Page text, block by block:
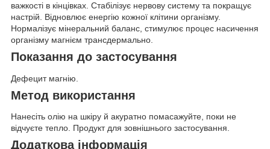
важкості в кінцівках. Стабілізує нервову систему та покращує
настрій. Відновлює енергію кожної клітини організму.
Нормалізує мінеральний баланс, стимулює процес насичення
організму магнієм трансдермально.
Показання до застосування
Дефецит магнію.
Метод використання
Нанесіть олію на шкіру й акуратно помасажуйте, поки не
відчуєте тепло. Продукт для зовнішнього застосування.
Додаткова інформація